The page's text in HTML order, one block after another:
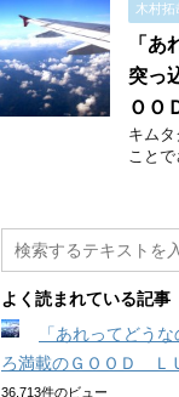
木村拓
「あ
突っ
ＯＯ
キム
こと
よく読まれている記事
「あれってどう
ろ満載のＧＯＯＤ Ｌ
36,713件のビュー